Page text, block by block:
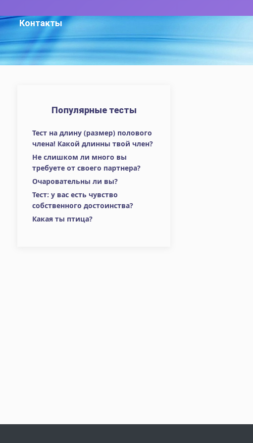
Контакты
Популярные тесты
Тест на длину (размер) полового
члена! Какой длинны твой член?
Не слишком ли много вы
требуете от своего партнера?
Очаровательны ли вы?
Тест: у вас есть чувство
собственного достоинства?
Какая ты птица?